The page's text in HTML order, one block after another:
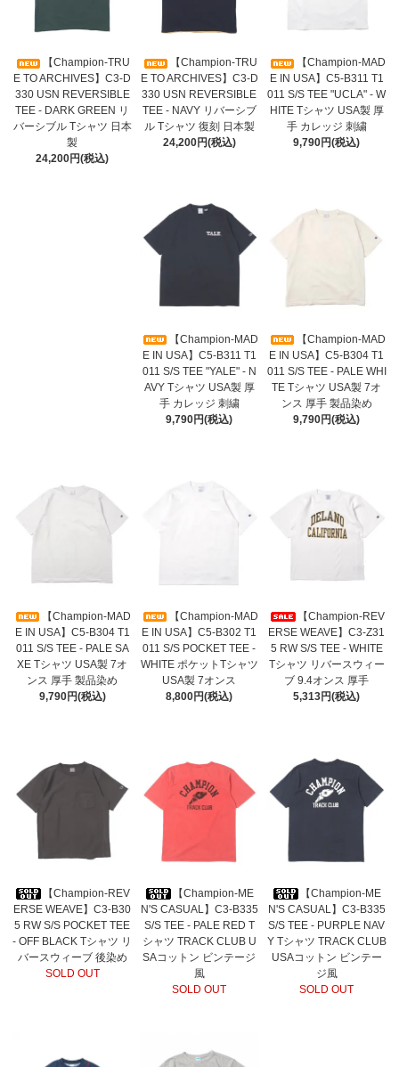
【Champion-TRU
E TO ARCHIVES】C3-D
330 USN REVERSIBLE
TEE - DARK GREEN リ
バーシブル Tシャツ 日本
製
24,200円(税込)
【Champion-TRU
E TO ARCHIVES】C3-D
330 USN REVERSIBLE
TEE - NAVY リバーシブ
ル Tシャツ 復刻 日本製
24,200円(税込)
【Champion-MAD
E IN USA】C5-B311 T1
011 S/S TEE "UCLA" - W
HITE Tシャツ USA製 厚
手 カレッジ 刺繍
9,790円(税込)
【Champion-MAD
E IN USA】C5-B311 T1
011 S/S TEE "YALE" - N
AVY Tシャツ USA製 厚
手 カレッジ 刺繍
9,790円(税込)
【Champion-MAD
E IN USA】C5-B304 T1
011 S/S TEE - PALE WHI
TE Tシャツ USA製 7オ
ンス 厚手 製品染め
9,790円(税込)
【Champion-MAD
E IN USA】C5-B304 T1
011 S/S TEE - PALE SA
XE Tシャツ USA製 7オ
ンス 厚手 製品染め
9,790円(税込)
【Champion-MAD
E IN USA】C5-B302 T1
011 S/S POCKET TEE -
WHITE ポケットTシャツ
USA製 7オンス
8,800円(税込)
【Champion-REV
ERSE WEAVE】C3-Z31
5 RW S/S TEE - WHITE
Tシャツ リバースウィー
ブ 9.4オンス 厚手
5,313円(税込)
【Champion-REV
ERSE WEAVE】C3-B30
5 RW S/S POCKET TEE
- OFF BLACK Tシャツ リ
バースウィーブ 後染め
SOLD OUT
【Champion-ME
N'S CASUAL】C3-B335
S/S TEE - PALE RED T
シャツ TRACK CLUB U
SAコットン ビンテージ
風
SOLD OUT
【Champion-ME
N'S CASUAL】C3-B335
S/S TEE - PURPLE NAV
Y Tシャツ TRACK CLUB
USAコットン ビンテー
ジ風
SOLD OUT